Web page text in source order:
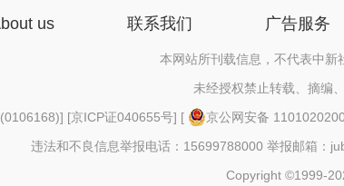
us 联系我们 广告服务
本网站所刊载信息，不代表中新
未经授权禁止转载、摘编
] [京ICP证040655号] [ 京公网安备
违法和不良信息举报电话：15699788000 举报邮箱：
Copyright ©1999-